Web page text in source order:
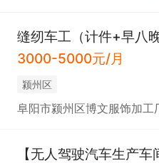
缝纫车工（计件+早八
3000-5000元/月
颍州区
阜阳市颍州区博文服饰加工
【无人驾驶汽车生产